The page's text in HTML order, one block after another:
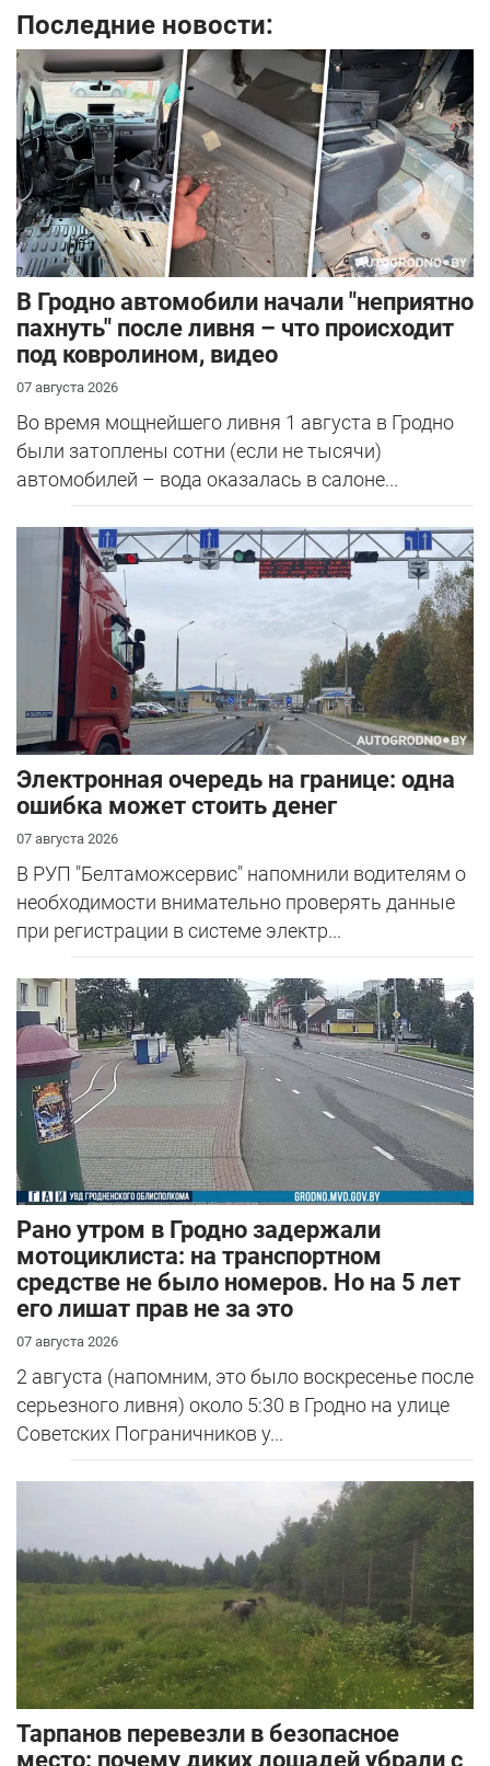
Последние новости:
В Гродно автомобили начали "неприятно
пахнуть" после ливня – что происходит
под ковролином, видео
07 августа 2026
Во время мощнейшего ливня 1 августа в Гродно
были затоплены сотни (если не тысячи)
автомобилей – вода оказалась в салоне...
Электронная очередь на границе: одна
ошибка может стоить денег
07 августа 2026
В РУП "Белтаможсервис" напомнили водителям о
необходимости внимательно проверять данные
при регистрации в системе электр...
Рано утром в Гродно задержали
мотоциклиста: на транспортном
средстве не было номеров. Но на 5 лет
его лишат прав не за это
07 августа 2026
2 августа (напомним, это было воскресенье после
серьезного ливня) около 5:30 в Гродно на улице
Советских Пограничников у...
Тарпанов перевезли в безопасное
место: почему диких лошадей убрали с